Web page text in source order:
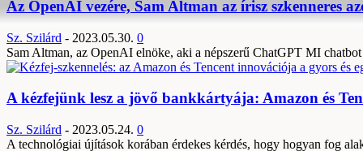
Az OpenAI vezére, Sam Altman az írisz szkenneres
Sz. Szilárd - 2023.05.30. 0
Sam Altman, az OpenAI elnöke, aki a népszerű ChatGPT MI
A kézfejünk lesz a jövő bankkártyája: Amazon és
Sz. Szilárd - 2023.05.24. 0
A technológiai újítások korában érdekes kérdés, hogy hogyan fog
3,452 Rajongók